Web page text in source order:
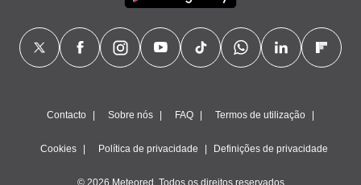
Contacto Sobre nós FAQ Termos de utilização
Cookies Política de privacidade Definições de privacidade
© 2026 Meteored. Todos os direitos reservados